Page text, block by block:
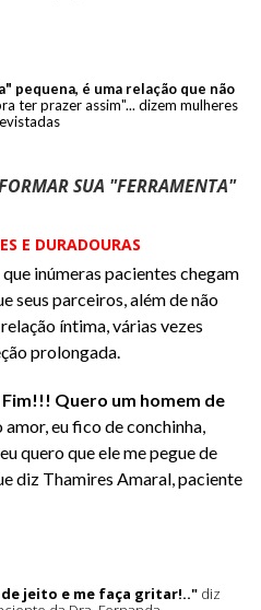
pequena, é uma relação que não
ter prazer assim"... dizem mulheres
SUA "FERRAMENTA"
E DURADOURAS
inúmeras pacientes chegam
seus parceiros, além de não
íntima, várias vezes
prolongada.
Quero um homem de
eu fico de conchinha,
quero que ele me pegue de
diz Thamires Amaral, paciente
jeito e me faça gritar!.." diz